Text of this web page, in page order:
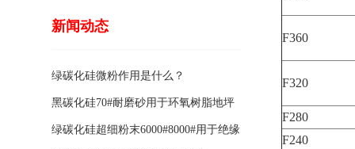
新闻动态
绿碳化硅微粉作用是什么？
黑碳化硅70#耐磨砂用于环氧树脂地坪
骨料的特点有哪些？
绿碳化硅超细粉末6000#8000#用于绝缘
F360
F320
F280
F240